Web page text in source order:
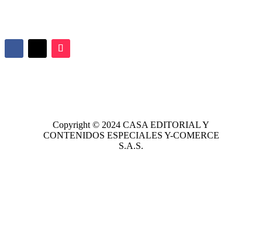
Copyright © 2024 CASA EDITORIALY
CONTENIDOS ESPECIALES Y-COMERCE
S.A.S.